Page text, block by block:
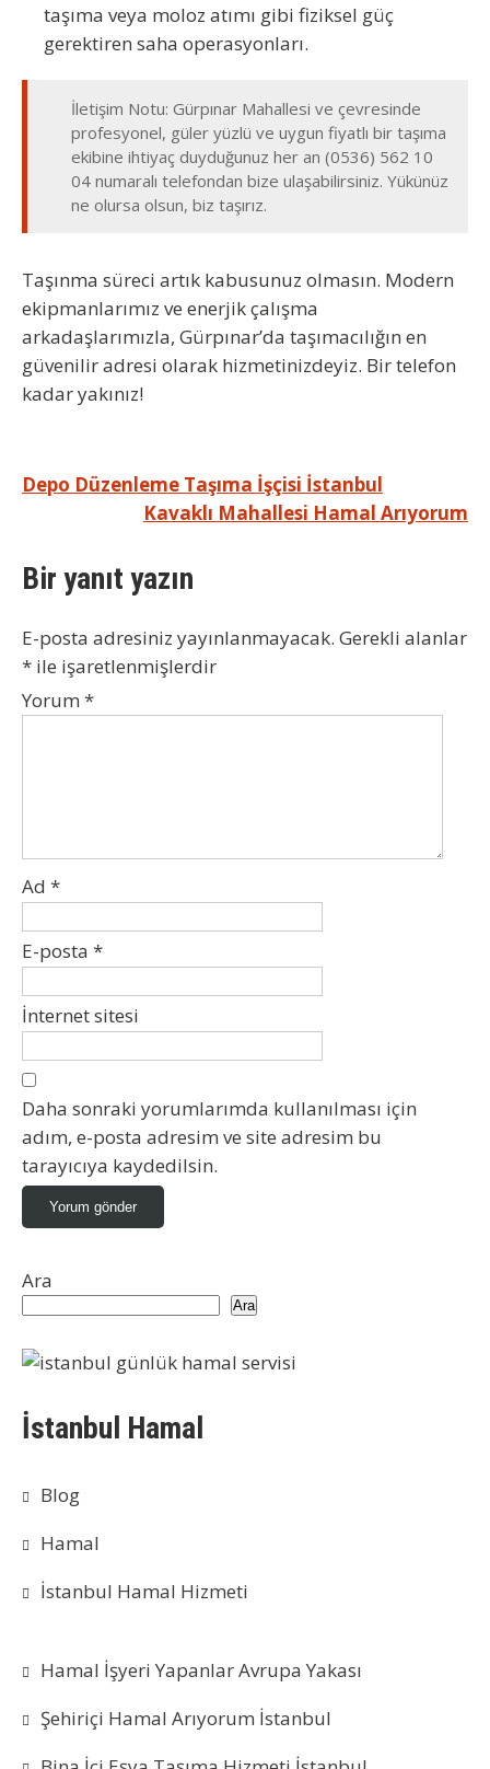
taşıma veya moloz atımı gibi fiziksel güç
gerektiren saha operasyonları.
İletişim Notu: Gürpınar Mahallesi ve çevresinde
profesyonel, güler yüzlü ve uygun fiyatlı bir taşıma
ekibine ihtiyaç duyduğunuz her an (0536) 562 10
04 numaralı telefondan bize ulaşabilirsiniz. Yükünüz
ne olursa olsun, biz taşırız.
Taşınma süreci artık kabusunuz olmasın. Modern
ekipmanlarımız ve enerjik çalışma
arkadaşlarımızla, Gürpınar’da taşımacılığın en
güvenilir adresi olarak hizmetinizdeyiz. Bir telefon
kadar yakınız!
Yazı
gezinmesi
Depo Düzenleme Taşıma İşçisi İstanbul
Kavaklı Mahallesi Hamal Arıyorum
Bir yanıt yazın
E-posta adresiniz yayınlanmayacak. Gerekli alanlar
* ile işaretlenmişlerdir
Yorum *
Ad *
E-posta *
İnternet sitesi
Daha sonraki yorumlarımda kullanılması için
adım, e-posta adresim ve site adresim bu
tarayıcıya kaydedilsin.
Ara
Ara
İstanbul Hamal
Blog
Hamal
İstanbul Hamal Hizmeti
Hamal İşyeri Yapanlar Avrupa Yakası
Şehiriçi Hamal Arıyorum İstanbul